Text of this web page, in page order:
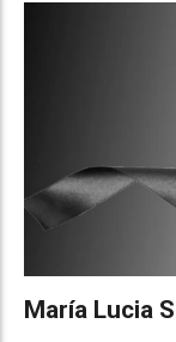
María Lucia